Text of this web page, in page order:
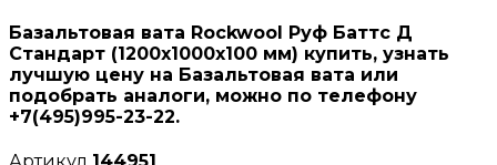
Базальтовая вата Rockwool Руф Баттс Д
Стандарт (1200х1000х100 мм) купить, узнать
лучшую цену на Базальтовая вата или
подобрать аналоги, можно по телефону
+7(495)995-23-22.